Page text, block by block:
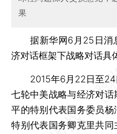
果
据新华网6月25日消
济对话框架下战略对话具
2015年6月22日至24
七轮中美战略与经济对
平的特别代表国务委员
特别代表国务卿克里共